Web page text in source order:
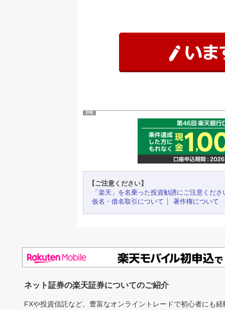
PR
【ご注意ください】
「楽天」を名乗った投資勧誘にご注意くださ
仮名・借名取引について
著作権について
ネット証券の楽天証券についてのご紹介
FXや投資信託など、豊富なオンライントレードで初心者にも